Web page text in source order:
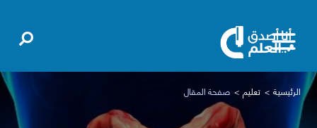
الرئيسية تعليم صفحة المقال